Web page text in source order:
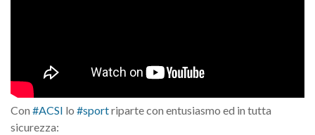
Con #ACSI lo #sportriparte con entusiasmo ed in tutta
sicurezza: